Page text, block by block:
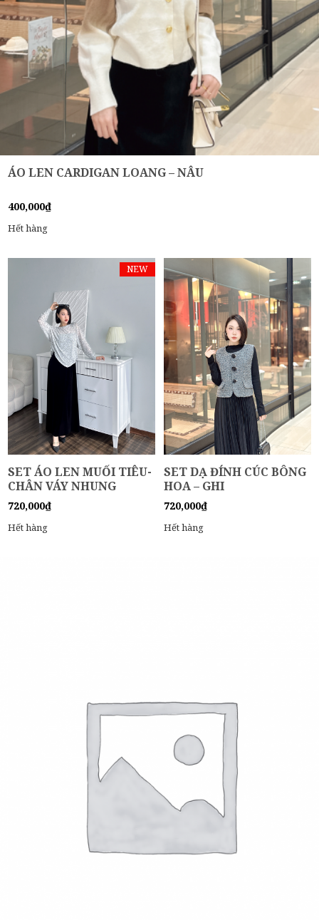
ÁO LEN CARDIGAN LOANG – NÂU
400,000₫
Hết hàng
SET ÁO LEN MUỐI TIÊU-
CHÂN VÁY NHUNG
720,000₫
NEW
Hết hàng
SET DẠ ĐÍNH CÚC BÔNG
HOA – GHI
720,000₫
Hết hàng